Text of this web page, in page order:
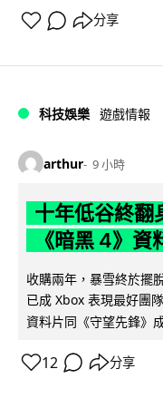
分享
科技娛樂 遊戲情報
arthur 9 小時
十年低谷終翻
《暗黑 4》資
收購兩年，暴雪終於擺
已成 Xbox 表現最好團
資料片同《守望先鋒》
12 分享